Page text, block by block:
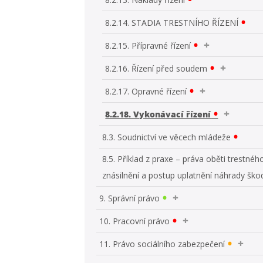
8.2.14. STADIA TRESTNÍHO ŘÍZENÍ
8.2.15. Přípravné řízení
8.2.16. Řízení před soudem
8.2.17. Opravné řízení
8.2.18. Vykonávací řízení
8.3. Soudnictví ve věcech mládeže
8.5. Příklad z praxe – práva oběti
znásilnění a postup uplatnění náhrady
9. Správní právo
10. Pracovní právo
11. Právo sociálního zabezpečení